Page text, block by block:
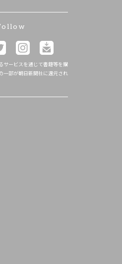
サービスを通じて書籍等を購
一部が朝日新聞社に還元され